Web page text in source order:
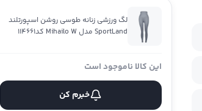
لگ ورزشی زنانه طوسی روشن اسپورتلند
SportLand مدل Mihailo W کد114661
این کالا ناموجود است
خبرم کن